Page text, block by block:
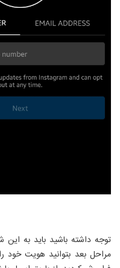
توجه داشته باشید باید به این
مراحل بعد بتوانید هویت خود